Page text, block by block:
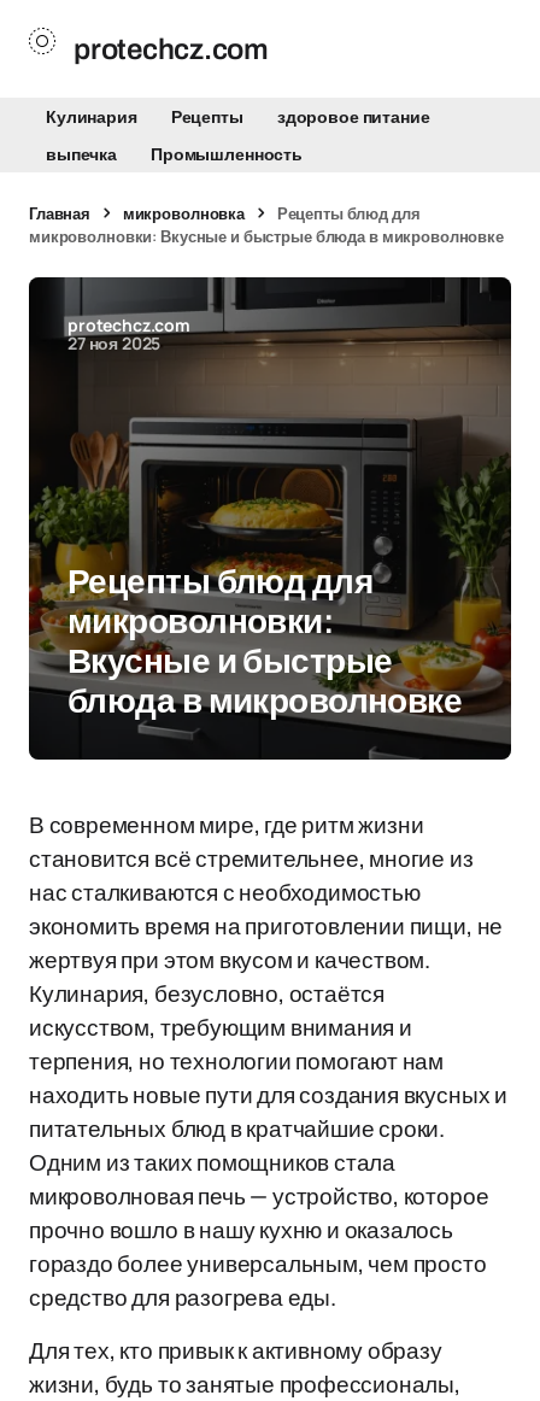
protechcz.com
Кулинария Рецепты
здоровое питание
выпечка
Промышленность
Главная микроволновка
Рецепты блюд для
микроволновки: Вкусные и быстрые блюда в микроволновке
protechcz.com
27 ноя 2025
Рецепты блюд для
микроволновки:
Вкусные и быстрые
блюда в микроволновке
В современном мире, где ритм жизни
становится всё стремительнее, многие из
нас сталкиваются с необходимостью
экономить время на приготовлении пищи, не
жертвуя при этом вкусом и качеством.
Кулинария, безусловно, остаётся
искусством, требующим внимания и
терпения, но технологии помогают нам
находить новые пути для создания вкусных и
питательных блюд в кратчайшие сроки.
Одним из таких помощников стала
микроволновая печь — устройство, которое
прочно вошло в нашу кухню и оказалось
гораздо более универсальным, чем просто
средство для разогрева еды.
Для тех, кто привык к активному образу
жизни, будь то занятые профессионалы,